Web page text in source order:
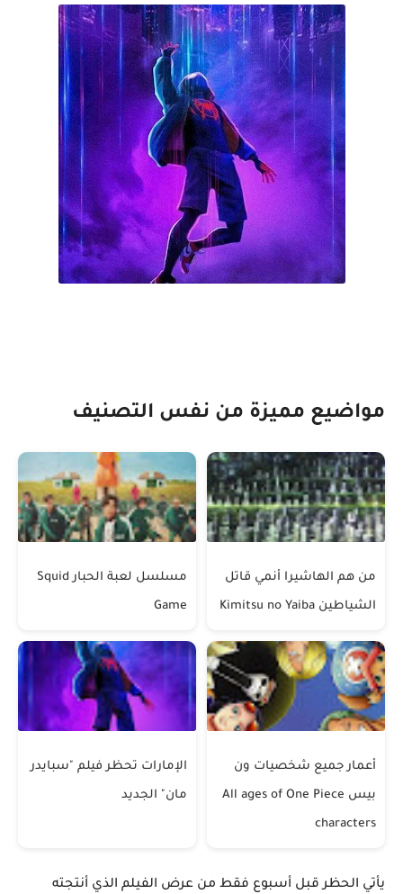
مواضيع مميزة من نفس التصنيف
من هم الهاشيرا أنمي قاتل
الشياطين Kimitsu no Yaiba
مسلسل لعبة الحبار Squid
Game
أعمار جميع شخصيات ون
بيس All ages of One Piece
characters
الإمارات تحظر فيلم "سبايدر
مان" الجديد
يأتي الحظر قبل أسبوع فقط من عرض الفيلم الذي أنتجته